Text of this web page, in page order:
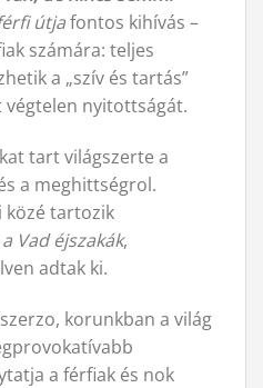
útjafontos kihívás –
számára: teljes
a „szív és tartás”
végtelen nyitottságát.
tart világszerte a
a meghittségrol.
közé tartozik
Vad éjszakák,
adtak ki.
korunkban a világ
a férfiak és nok